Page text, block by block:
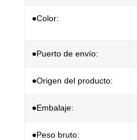
●Color:
●Puerto de envío:
●Origen del producto:
●Embalaje:
●Peso bruto: